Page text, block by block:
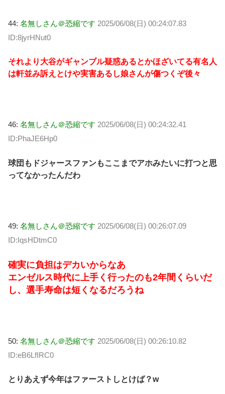
44: 名無しさん＠恐縮です 2025/06/08(日) 00:24:07.83
ID:8jyrHNut0
それより大谷がギャンブル疑惑あるとかほざいてる有名人
は軒並み訴えとけや実害あるし娘さんが傷つくぞ後々
46: 名無しさん＠恐縮です 2025/06/08(日) 00:24:32.41
ID:PhaJE6Hp0
球団もドジャースファンもここまでアホみたいに打つと思
ってなかったんだわ
49: 名無しさん＠恐縮です 2025/06/08(日) 00:26:07.09
ID:IqsHDtmC0
確実に負担はデカいからなあ
エンゼルス時代に上手く行ったのも2年間くらいだ
し、選手寿命は短くなるだろうね
50: 名無しさん＠恐縮です 2025/06/08(日) 00:26:10.82
ID:eB6LfIRC0
とりあえず今年はファーストしとけば？w